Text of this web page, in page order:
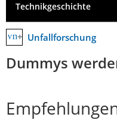
Technikgeschichte
Unfallforschung
Dummys